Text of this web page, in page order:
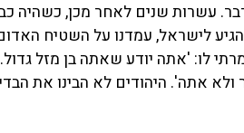
דבר. עשרות שנים לאחר מכן,
לישראל, עמדנו על השטיח
לו: 'אתה יודע שאתה בן מזל
ולא אתה'. היהודים לא הבינו את